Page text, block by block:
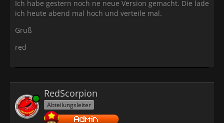
Ich habe gestern noch ne neue Version gemacht. Die lade
ich heute abend mal hoch und verteile mal.
Gruß
red
Online RedScorpion
Abteilungsleiter